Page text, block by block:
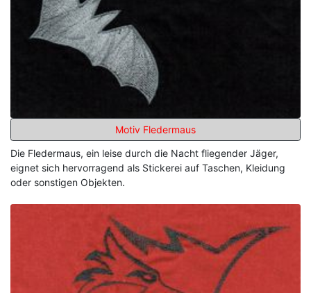
Motiv Fledermaus
Die Fledermaus, ein leise durch die Nacht fliegender Jäger,
eignet sich hervorragend als Stickerei auf Taschen, Kleidung
oder sonstigen Objekten.